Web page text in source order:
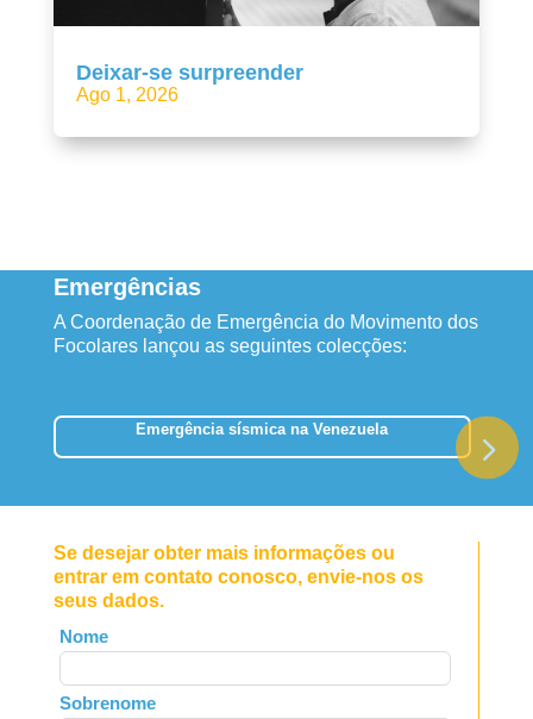
Deixar-se surpreender
Ago 1, 2026
Emergências
A Coordenação de Emergência do Movimento dos
Focolares lançou as seguintes colecções:
Emergência sísmica na Venezuela
Se desejar obter mais informações ou
entrar em contato conosco, envie-nos os
seus dados.
Leave
this
field
blank
Nome
Sobrenome